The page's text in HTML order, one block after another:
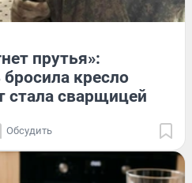
прутья»:
кресло
стала сварщицей
Обсудить